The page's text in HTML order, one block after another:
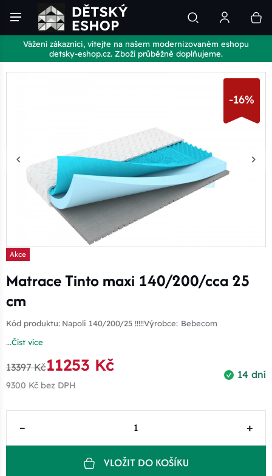
Vážení zákazníci, vítejte na našem modernizovaném eshopu
detsky-eshop.cz. Zboží průběžně doplňujeme.
-16%
Akce
Matrace Tinto maxi 140/200/cca 25
cm
Kód produktu: Napoli 140/200/25 !!!!!Výrobce: Bebecom
...Číst více
14 dní
13397 Kč11253 Kč
9300 Kč bez DPH
– +
VLOŽIT DO KOŠÍKU